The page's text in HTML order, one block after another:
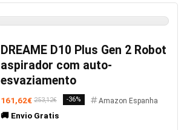
DREAME D10 Plus Gen 2 Robot
aspirador com auto-
esvaziamento
161,62€ 253,12€ -36% Amazon Espanha
🚚 Envio Gratis